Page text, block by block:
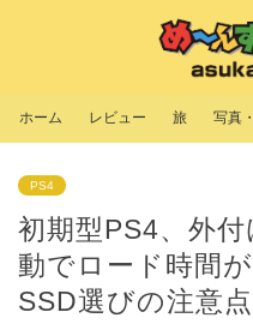
ホーム レビュー 旅 写真
PS4
初期型PS4、外
動でロード時間
SSD選びの注意点